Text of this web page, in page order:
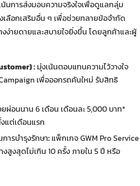
นการส่งมอบความจริงใจเพื่อดูแลกลุ่ม
ลือกเสริมอื่น ๆ เพื่อช่วยทลายข้อจำกัด
ง่ายดายและสบายใจยิ่งขึ้น โดยลูกค้าและผู้
: มุ่งเน้นตอบแทนความไว้วางใจ
เพื่อออกรถคันใหม่ รับสิทธิ
ผ่อนนาน 6 เดือน เดือนละ 5,000 บาท*
แต่เดือนแรก
การบำรุงรักษา: แพ็กเกจ GWM Pro Service
สูงสุดไม่เกิน 10 ครั้ง ภายใน 5 ปี หรือ